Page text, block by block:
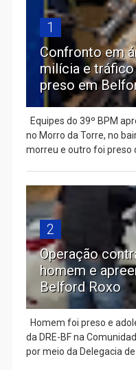
1
Confronto em
milícia e
preso em
Equipes do 39º BPM
no Morro da Torre, no
morreu e outro foi preso
2
Operação
homem e
Belford Roxo
Homem foi preso e
da DRE-BF na
por meio da Delegacia de